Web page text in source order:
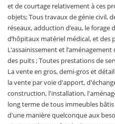
et de courtage relativement à ces
objets; Tous travaux de génie civil,
réseaux, adduction d’eau, le
d’hôpitaux matériel médical, et
L’assainissement et
des puits ; Toutes prestations de
La vente en gros, demi-gros et
la vente par voie d'apport,
construction, l'installation,
long terme de tous immeubles
d'une manière quelconque aux